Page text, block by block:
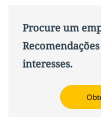
Procure um
interesses.